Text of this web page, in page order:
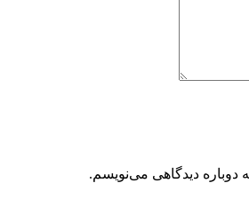
دوباره دیدگاهی می‌نویسم.